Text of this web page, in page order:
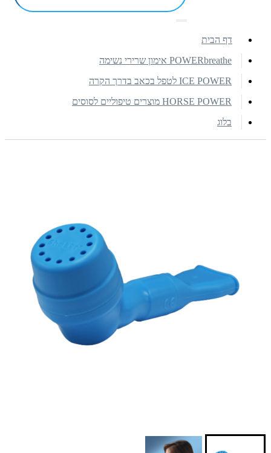
דף הבית
POWERbreathe אימון שרירי נשימה
ICE POWER לטפל בכאב בדרך הקרה
HORSE POWER מוצרים טיפוליים לסוסים
בלוג